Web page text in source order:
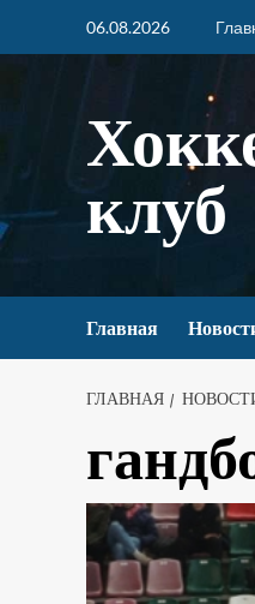
06.08.2026
клуб
Главная
ГЛАВНАЯ